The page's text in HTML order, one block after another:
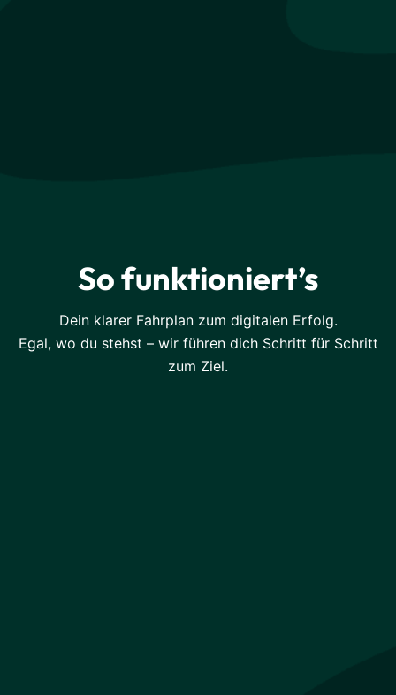
So funktioniert’s
Dein klarer Fahrplan zum digitalen Erfolg.
Egal, wo du stehst – wir führen dich Schritt für Schritt
zum Ziel.